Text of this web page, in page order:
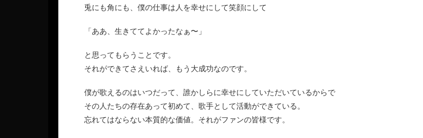
兎にも角にも、僕の仕事は人を幸せにして笑顔にして
「ああ、生きててよかったなぁ〜」
と思ってもらうことです。
それができてさえいれば、もう大成功なのです。
僕が歌えるのはいつだって、誰かしらに幸せにしていただいているからで
その人たちの存在あって初めて、歌手として活動ができている。
忘れてはならない本質的な価値。それがファンの皆様です。